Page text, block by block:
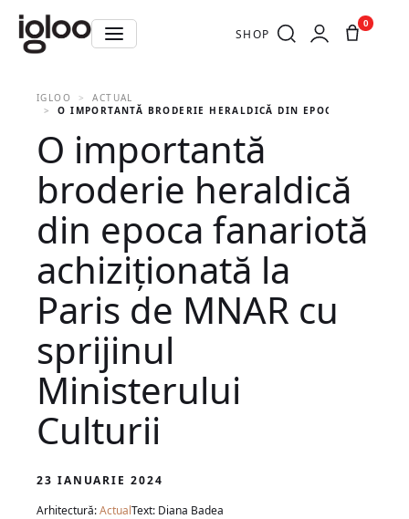
SHOP
0
IGLOO
ACTUAL
O IMPORTANTĂ BRODERIE HERALDICĂ DIN EPOCA
O importantă
broderie heraldică
din epoca fanariotă
achiziționată la
Paris de MNAR cu
sprijinul
Ministerului
Culturii
23 IANUARIE 2024
Arhitectură:ActualText: Diana Badea